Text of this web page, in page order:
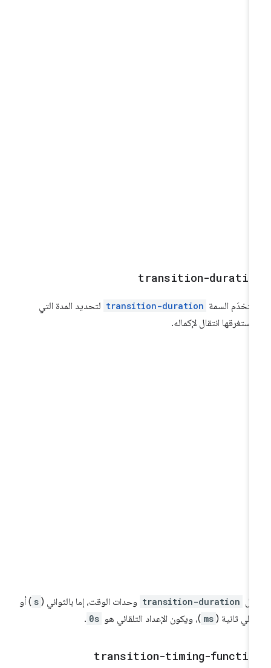
transition-
السمة transition-duration لتحديد المدة التي
انتقال لإكماله.
transition-duration وحدات الوقت، إما بالثواني ( s
) أو
ثانية ( ms )، ويكون الإعداد التلقائي هو 0s
.
transition-timing-